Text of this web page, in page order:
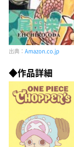
出典： Amazon.co.jp
◆作品詳細